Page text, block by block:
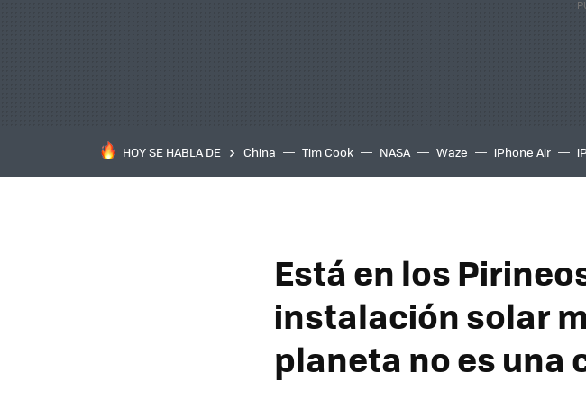
HOY SE HABLA DE China Tim Cook NASA Waze iPhone Air
Está en los
instalación solar
planeta no es